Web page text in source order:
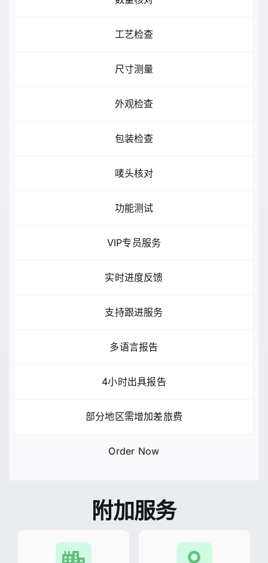
工艺检查
尺寸测量
外观检查
包装检查
唛头核对
功能测试
VIP专员服务
实时进度反馈
支持跟进服务
多语言报告
4小时出具报告
部分地区需增加差旅费
Order Now
附加服务